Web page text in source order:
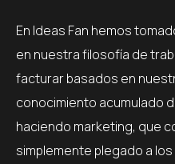
En Ideas Fan hemos
en nuestra filosofía de
facturar basados en
conocimiento acumulado
haciendo marketing, que
simplemente plegado a